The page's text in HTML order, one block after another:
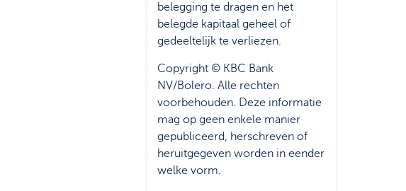
belegging te dragen en het
belegde kapitaal geheel of
gedeeltelijk te verliezen.
Copyright © KBC Bank
NV/Bolero. Alle rechten
voorbehouden. Deze informatie
mag op geen enkele manier
gepubliceerd, herschreven of
heruitgegeven worden in eender
welke vorm.